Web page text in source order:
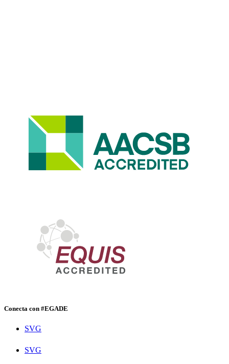
Conecta con #EGADE
SVG
SVG